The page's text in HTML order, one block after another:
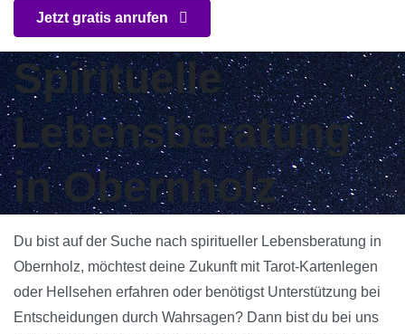
Jetzt gratis anrufen
Spirituelle
Lebensberatung
in Obernholz
Du bist auf der Suche nach spiritueller Lebensberatung in
Obernholz, möchtest deine Zukunft mit Tarot-Kartenlegen
oder Hellsehen erfahren oder benötigst Unterstützung bei
Entscheidungen durch Wahrsagen? Dann bist du bei uns